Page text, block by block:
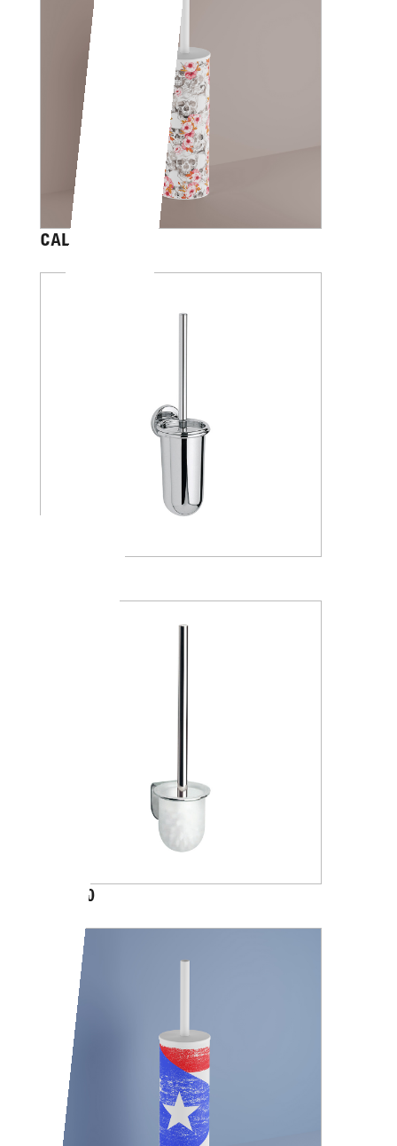
CALVARIAM
A05140